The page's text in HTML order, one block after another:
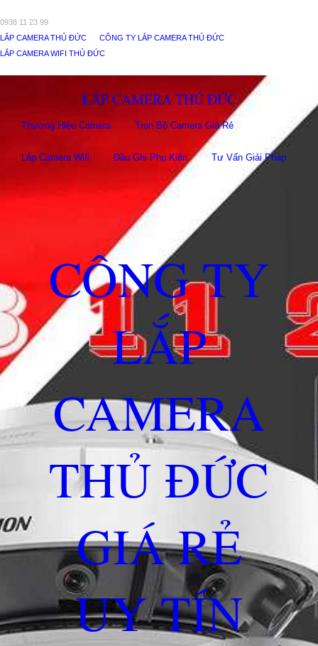
0938 11 23 99
LẮP CAMERA THỦ ĐỨC
CÔNG TY LẮP CAMERA THỦ ĐỨC
LẮP CAMERA WIFI THỦ ĐỨC
LẮP CAMERA THỦ ĐỨC
Thương Hiệu Camera Trọn Bộ Camera Giá Rẻ
Lắp Camera Wifi Đầu Ghi Phụ Kiên Tư Vấn Giải Pháp
CÔNG TY
LẮP
CAMERA
THỦ ĐỨC
GIÁ RẺ
UY TÍN